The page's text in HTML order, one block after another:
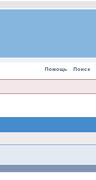
Помощь Поиск